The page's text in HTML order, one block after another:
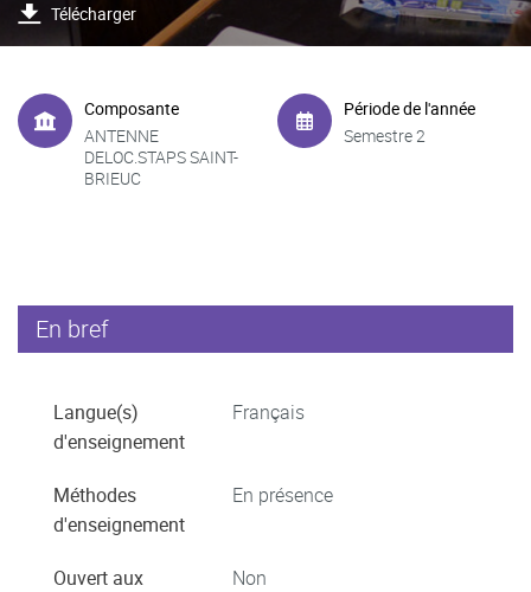
Télécharger
Composante
ANTENNE
DELOC.STAPS SAINT-
BRIEUC
Période de l'année
Semestre 2
En bref
Langue(s)
d'enseignement
Français
Méthodes
d'enseignement
En présence
Ouvert aux
Non